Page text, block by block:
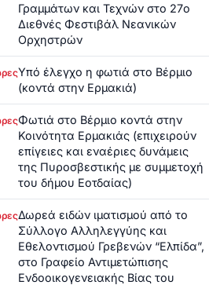
Γραμμάτων και Τεχνών στο 27ο
Διεθνές Φεστιβάλ Νεανικών
Ορχηστρών
Υπό έλεγχο η φωτιά στο Βέρμιο
(κοντά στην Ερμακιά)
Φωτιά στο Βέρμιο κοντά στην
Κοινότητα Ερμακιάς (επιχειρούν
επίγειες και εναέριες δυνάμεις
της Πυροσβεστικής με συμμετοχή
του δήμου Εοτδαίας)
Δωρεά ειδών ιματισμού από το
Σύλλογο Αλληλεγγύης και
Εθελοντισμού Γρεβενών “Ελπίδα”,
στο Γραφείο Αντιμετώπισης
Ενδοοικογενειακής Βίας του